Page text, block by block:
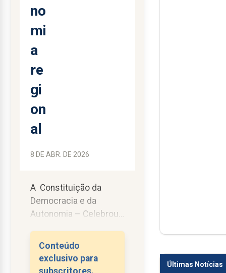
no
mi
a
re
gi
on
al
8 DE ABR. DE 2026
A Constituição da
Democracia e da
Autonomia – Celebrou-
Constituição da
República Portuguesa,
aprovada pela
Conteúdo
exclusivo para
subscritores.
Últimas Notícias